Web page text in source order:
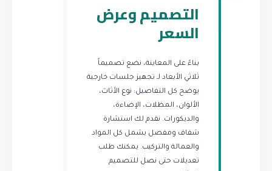
التصميم وعرض
السعر
بناءً على المعاينة، نضع تصميماً
ثلاثي الأبعاد لـ تجهيز جلسات خارجية
يوضح كل التفاصيل: نوع الأثاث،
الألوان، المظلات، الإضاءة،
والديكورات. نقدم لك استشارة
شفاف ومفصل يشمل كل المواد
والعمالة والتركيب. يمكنك طلب
تعديلات حتى نصل للتصميم